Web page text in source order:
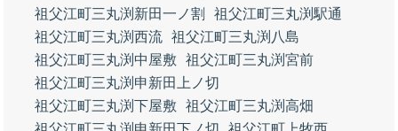
祖父江町三丸渕新田一ノ割
祖父江町三丸渕駅通
祖父江町三丸渕西流 祖父江町三丸渕八島
祖父江町三丸渕中屋敷
祖父江町三丸渕宮前
祖父江町三丸渕申新田上ノ切
祖父江町三丸渕下屋敷
祖父江町三丸渕高畑